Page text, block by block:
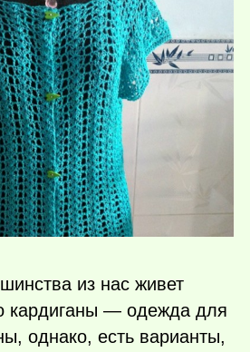
из нас живет
кардиганы — одежда для
однако, есть варианты,